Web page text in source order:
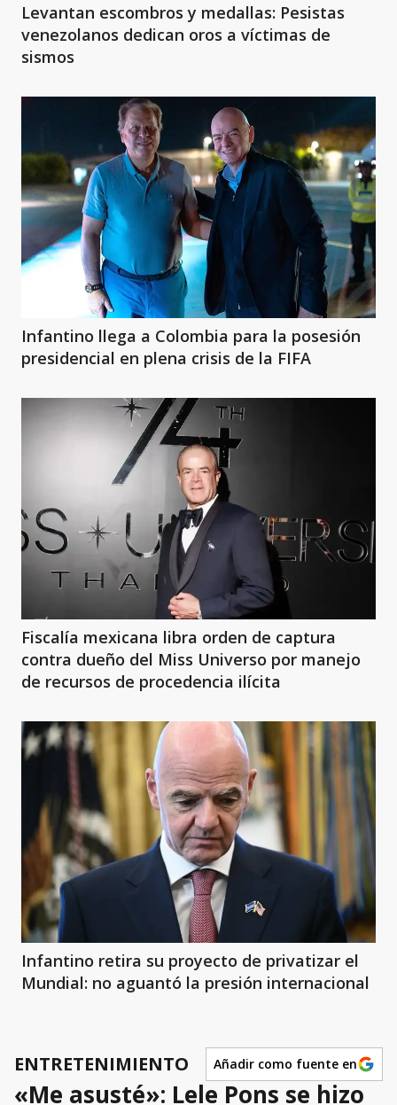
Levantan escombros y medallas: Pesistas
venezolanos dedican oros a víctimas de
sismos
Infantino llega a Colombia para la posesión
presidencial en plena crisis de la FIFA
Fiscalía mexicana libra orden de captura
contra dueño del Miss Universo por manejo
de recursos de procedencia ilícita
Infantino retira su proyecto de privatizar el
Mundial: no aguantó la presión internacional
ENTRETENIMIENTO Añadir como fuente en
«Me asusté»: Lele Pons se hizo